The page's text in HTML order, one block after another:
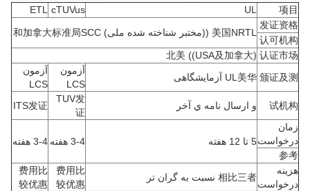
项目
UL
cTUVus
ETL
发证资格
美国NRTL ((مختبر شناخته شده ملی) 和加拿大标准局SCC
认可机构
认证市场
北美 ((USA及加拿大)
颁证及测 UL美华 آزمایشگاهی
آزمون
LCS
آزمون
LCS
试机构
و ارسال نامه ي آخر
TUV发
证
ITS发证
زمان
درخواست5 تا 12 هفته 3-4 هفته
3-4 هفته
参考
هزینه
درخواست
相比三者 نسبت به گران تر
费用比
较优惠
费用比
较优惠